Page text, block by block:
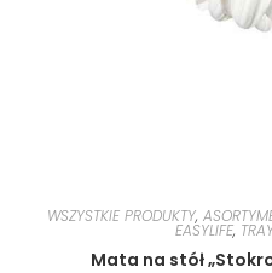
WSZYSTKIE PRODUKTY,
EASYLIFE,
Mata na stół